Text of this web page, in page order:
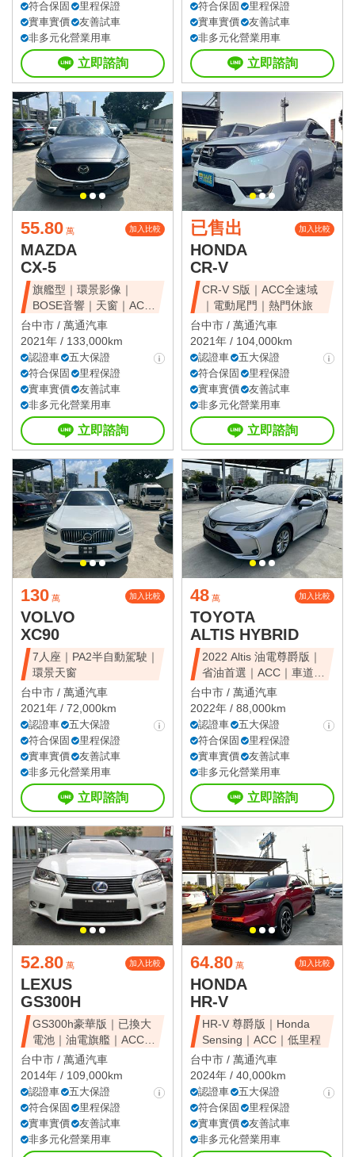
符合保固
里程保證
實車實價
友善試車
非多元化營業用車
立即諮詢
符合保固
里程保證
實車實價
友善試車
非多元化營業用車
立即諮詢
55.80 萬 加入比較
MAZDA
CX-5
旗艦型｜環景影像｜
BOSE音響｜天窗｜ACC
全速域｜質感休旅
台中市 / 萬通汽車
2021年 / 133,000km
認證車
五大保證
符合保固
里程保證
實車實價
友善試車
非多元化營業用車
立即諮詢
已售出 加入比較
HONDA
CR-V
CR-V S版｜ACC全速域
｜電動尾門｜熱門休旅
台中市 / 萬通汽車
2021年 / 104,000km
認證車
五大保證
符合保固
里程保證
實車實價
友善試車
非多元化營業用車
立即諮詢
130 萬 加入比較
VOLVO
XC90
7人座｜PA2半自動駕駛｜
環景天窗
台中市 / 萬通汽車
2021年 / 72,000km
認證車
五大保證
符合保固
里程保證
實車實價
友善試車
非多元化營業用車
立即諮詢
48 萬 加入比較
TOYOTA
ALTIS HYBRID
2022 Altis 油電尊爵版｜
省油首選｜ACC｜車道維
持
台中市 / 萬通汽車
2022年 / 88,000km
認證車
五大保證
符合保固
里程保證
實車實價
友善試車
非多元化營業用車
立即諮詢
52.80 萬 加入比較
LEXUS
GS300H
GS300h豪華版｜已換大
電池｜油電旗艦｜ACC｜
天窗豪華房
台中市 / 萬通汽車
2014年 / 109,000km
認證車
五大保證
符合保固
里程保證
實車實價
友善試車
非多元化營業用車
64.80 萬 加入比較
HONDA
HR-V
HR-V 尊爵版｜Honda
Sensing｜ACC｜低里程
台中市 / 萬通汽車
2024年 / 40,000km
認證車
五大保證
符合保固
里程保證
實車實價
友善試車
非多元化營業用車